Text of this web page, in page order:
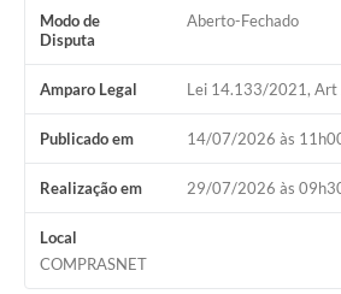
Modo de
Disputa
Aberto-Fechado
Amparo Legal Lei 14.133/2021, Art
Publicado em 14/07/2026 às
Realização em 29/07/2026 às
Local
COMPRASNET